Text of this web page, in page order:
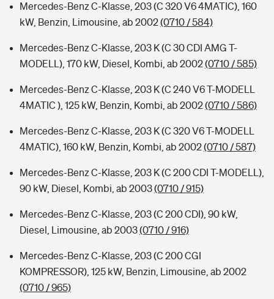
Mercedes-Benz C-Klasse, 203 (C 320 V6 4MATIC), 160
kW, Benzin, Limousine, ab 2002(0710 / 584)
Mercedes-Benz C-Klasse, 203 K (C 30 CDI AMG T-
MODELL), 170 kW, Diesel, Kombi, ab 2002(0710 / 585)
Mercedes-Benz C-Klasse, 203 K (C 240 V6 T-MODELL
4MATIC ), 125 kW, Benzin, Kombi, ab 2002(0710 / 586)
Mercedes-Benz C-Klasse, 203 K (C 320 V6 T-MODELL
4MATIC), 160 kW, Benzin, Kombi, ab 2002(0710 / 587)
Mercedes-Benz C-Klasse, 203 K (C 200 CDI T-MODELL),
90 kW, Diesel, Kombi, ab 2003(0710 / 915)
Mercedes-Benz C-Klasse, 203 (C 200 CDI), 90 kW,
Diesel, Limousine, ab 2003(0710 / 916)
Mercedes-Benz C-Klasse, 203 (C 200 CGI
KOMPRESSOR), 125 kW, Benzin, Limousine, ab 2002
(0710 / 965)